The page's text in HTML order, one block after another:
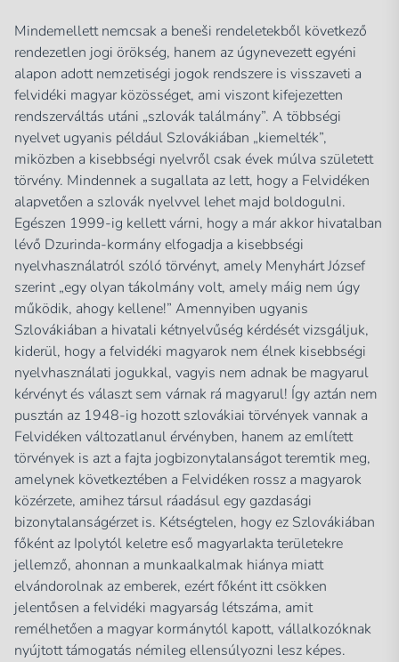
Mindemellett nemcsak a beneši rendeletekből következő
rendezetlen jogi örökség, hanem az úgynevezett egyéni
alapon adott nemzetiségi jogok rendszere is visszaveti a
felvidéki magyar közösséget, ami viszont kifejezetten
rendszerváltás utáni „szlovák találmány”. A többségi
nyelvet ugyanis például Szlovákiában „kiemelték”,
miközben a kisebbségi nyelvről csak évek múlva született
törvény. Mindennek a sugallata az lett, hogy a Felvidéken
alapvetően a szlovák nyelvvel lehet majd boldogulni.
Egészen 1999-ig kellett várni, hogy a már akkor hivatalban
lévő Dzurinda-kormány elfogadja a kisebbségi
nyelvhasználatról szóló törvényt, amely Menyhárt József
szerint „egy olyan tákolmány volt, amely máig nem úgy
működik, ahogy kellene!” Amennyiben ugyanis
Szlovákiában a hivatali kétnyelvűség kérdését vizsgáljuk,
kiderül, hogy a felvidéki magyarok nem élnek kisebbségi
nyelvhasználati jogukkal, vagyis nem adnak be magyarul
kérvényt és választ sem várnak rá magyarul! Így aztán nem
pusztán az 1948-ig hozott szlovákiai törvények vannak a
Felvidéken változatlanul érvényben, hanem az említett
törvények is azt a fajta jogbizonytalanságot teremtik meg,
amelynek következtében a Felvidéken rossz a magyarok
közérzete, amihez társul ráadásul egy gazdasági
bizonytalanságérzet is. Kétségtelen, hogy ez Szlovákiában
főként az Ipolytól keletre eső magyarlakta területekre
jellemző, ahonnan a munkaalkalmak hiánya miatt
elvándorolnak az emberek, ezért főként itt csökken
jelentősen a felvidéki magyarság létszáma, amit
remélhetően a magyar kormánytól kapott, vállalkozóknak
nyújtott támogatás némileg ellensúlyozni lesz képes.